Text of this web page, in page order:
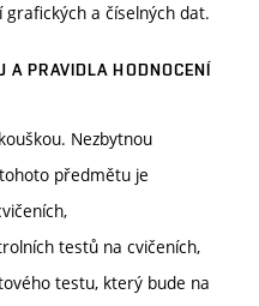
a číselných dat.
A PRAVIDLA HODNOCENÍ
Nezbytnou
předmětu je
testů na cvičeních,
testu, který bude na